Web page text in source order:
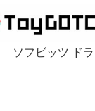
ソフビッツ ド